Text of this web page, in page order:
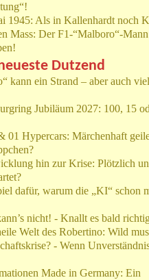
1945: Als in Kallenhardt noch
Mass: Der F1-“Malboro“-
Dutzend
kann ein Strand – aber auch
Jubiläum 2027: 100, 15
01 Hypercars: Märchenhaft
hin zur Krise: Plötzlich
dafür, warum die „KI“ schon
nicht! - Knallt es bald
Welt des Robertino: Wild
- Wenn
Made in Germany: Ein